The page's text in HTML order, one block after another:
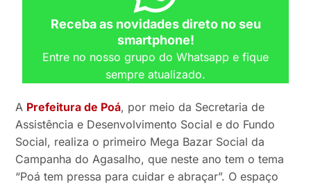
Receba as novidades direto no seu
smartphone!
Entre no nosso grupo do Whatsapp e fique
sempre atualizado.
A Prefeitura de Poá, por meio da Secretaria de
Assistência e Desenvolvimento Social e do Fundo
Social, realiza o primeiro Mega Bazar Social da
Campanha do Agasalho, que neste ano tem o tema
“Poá tem pressa para cuidar e abraçar”. O espaço